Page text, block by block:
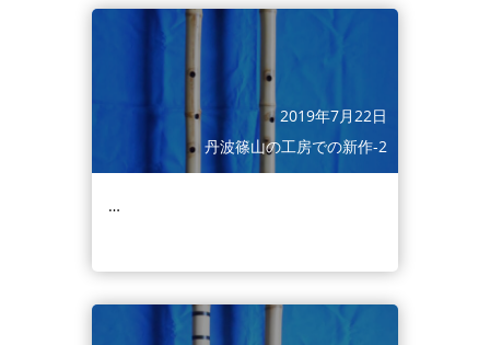
2019年7月22日
丹波篠山の工房での新作-2
…